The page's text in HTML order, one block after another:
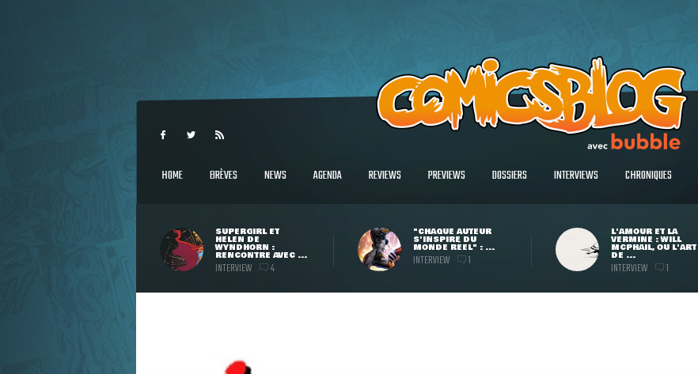
HOME BRÈVES NEWS AGENDA REVIEWS PREVIEWS DOSSIERS INTERVIEWS CHRONIQUES
SUPERGIRL ET
HELEN DE
WYNDHORN :
RENCONTRE AVEC ...
INTERVIEW 4
"CHAQUE AUTEUR
S'INSPIRE DU
MONDE RÉEL" : ...
INTERVIEW 1
L'AMOUR ET LA
VERMINE : WILL
MCPHAIL, OU L'ART
DE ...
INTERVIEW 1